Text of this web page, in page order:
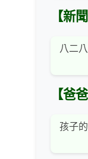
【新
八二
【爸
孩子